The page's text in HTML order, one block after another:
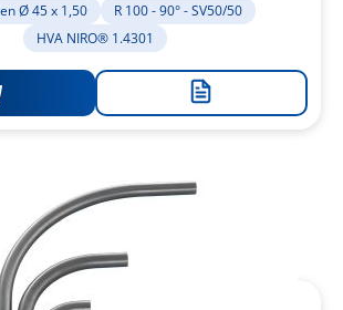
Ø 45 x 1,50
R 100 - 90° - SV50/50
HVA NIRO® 1.4301
Zur